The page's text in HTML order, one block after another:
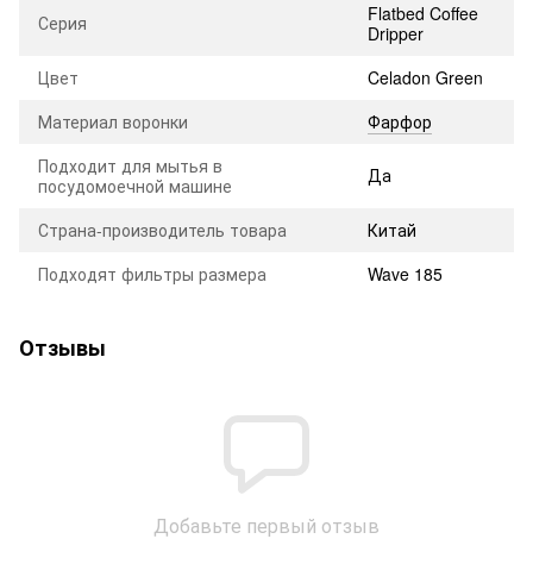
Серия
Flatbed Coffee
Dripper
Цвет
Celadon Green
Материал воронки
Фарфор
Подходит для мытья в
посудомоечной машине
Да
Страна-производитель товара
Китай
Подходят фильтры размера
Wave 185
Отзывы
Добавьте первый отзыв